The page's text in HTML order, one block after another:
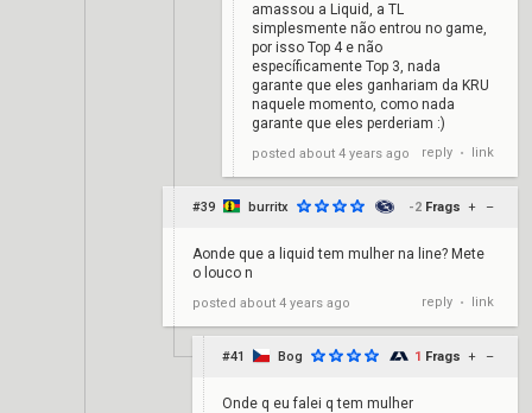
amassou a Liquid, a TL
simplesmente não entrou no game,
por isso Top 4 e não
específicamente Top 3, nada
garante que eles ganhariam da KRU
naquele momento, como nada
garante que eles perderiam :)
posted about 4 years ago reply • link
#39 burritx -2 Frags + –
Aonde que a liquid tem mulher na line? Mete
o louco n
posted about 4 years ago reply • link
#41 Bog 1 Frags + –
Onde q eu falei q tem mulher